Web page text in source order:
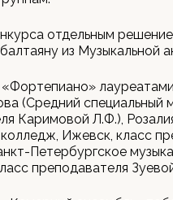
отдельным
из Музыкальной
(Средний специальный
Каримовой Л.Ф.),
Ижевск, класс
Петербургское
преподавателя